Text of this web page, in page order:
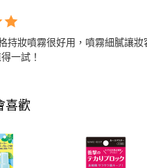
持妝噴霧很好用，噴霧細膩讓
一試！
喜歡